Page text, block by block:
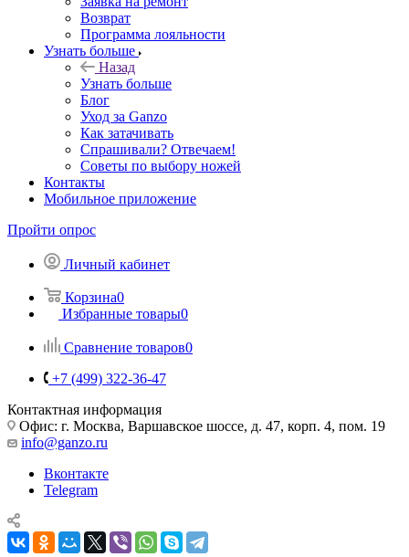
Возврат
Программа лояльности
Узнать больше
Назад
Узнать больше
Блог
Уход за Ganzo
Как затачивать
Спрашивали? Отвечаем!
Советы по выбору ножей
Контакты
Мобильное приложение
Пройти опрос
Личный кабинет
Корзина0
Избранные товары0
Сравнение товаров0
+7 (499) 322-36-47
Контактная информация
Офис: г. Москва, Варшавское шоссе, д. 47, корп. 4, пом. 19
info@ganzo.ru
Вконтакте
Telegram